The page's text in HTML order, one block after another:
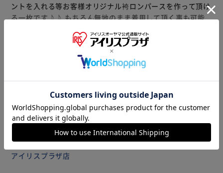
ントを入れる等お客様オリジナル袴ロンパースを作って頂け
る一枚です♪♪ もちろん無地のまま着用して頂く事も可能
すること間違いなしな１枚です。 お着替えが難しい赤ちゃ
んの為に簡単にスムーズにお着替えができます。 股部分に
ボタン付きでおむつ替えもラクラク♪
もっと見る
※製品は予告なく仕様を変更する場合がございます。あらか
じめご了承ください。
販売元(特定商取引法に基づく表記)：BACKYARD FAMILY
アイリスプラザ店